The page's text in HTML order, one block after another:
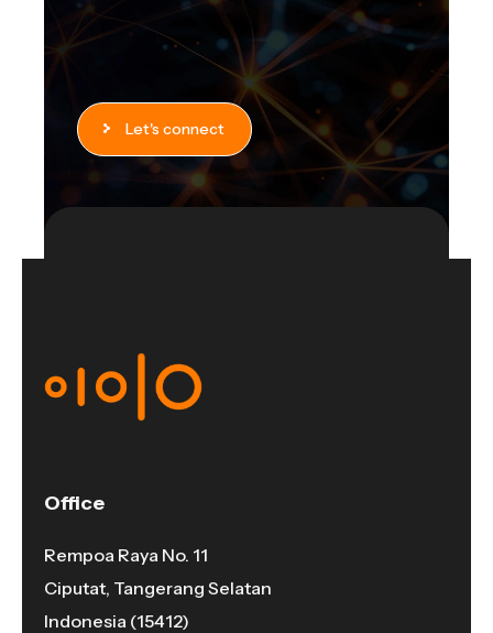
Let's connect
Office
Rempoa Raya No. 11
Ciputat, Tangerang Selatan
Indonesia (15412)